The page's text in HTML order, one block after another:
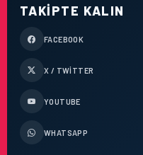
TAKIPTE KALIN
FACEBOOK
X / TWITTER
YOUTUBE
WHATSAPP